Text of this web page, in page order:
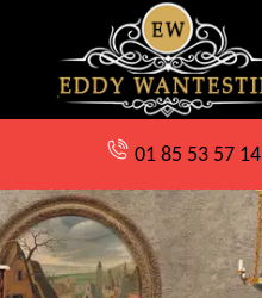
01 85 53 57 14